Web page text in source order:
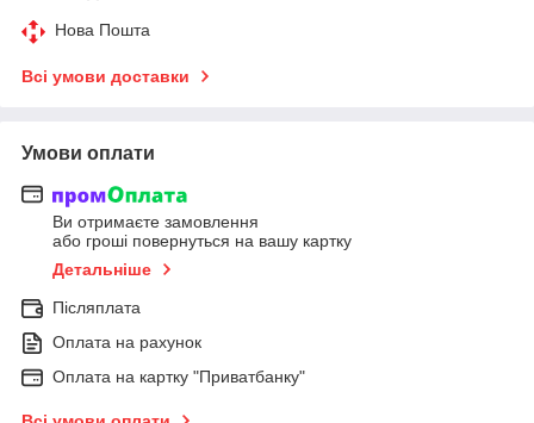
Нова Пошта
Всі умови доставки
Умови оплати
Ви отримаєте замовлення
або гроші повернуться на вашу картку
Детальніше
Післяплата
Оплата на рахунок
Оплата на картку "Приватбанку"